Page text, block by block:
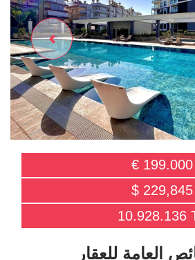
€ 199.000
$ 229,845
10.928.136
العامة للعقار